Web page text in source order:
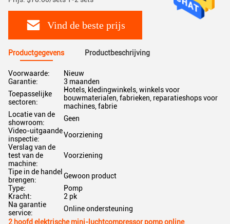
Vind de beste prijs
Productgegevens Productbeschrijving
Voorwaarde:
Nieuw
Garantie:
3 maanden
Toepasselijke
sectoren:
Hotels, kledingwinkels, winkels voor
bouwmaterialen, fabrieken, reparatieshops voor
machines, fabrie
Locatie van de
showroom:
Geen
Video-uitgaande
inspectie:
Voorziening
Verslag van de
test van de
machine:
Voorziening
Tipe in de handel
brengen:
Gewoon product
Type:
Pomp
Kracht:
2 pk
Na garantie
service:
Online ondersteuning
2 hoofd elektrische mini-luchtcompressor pomp online